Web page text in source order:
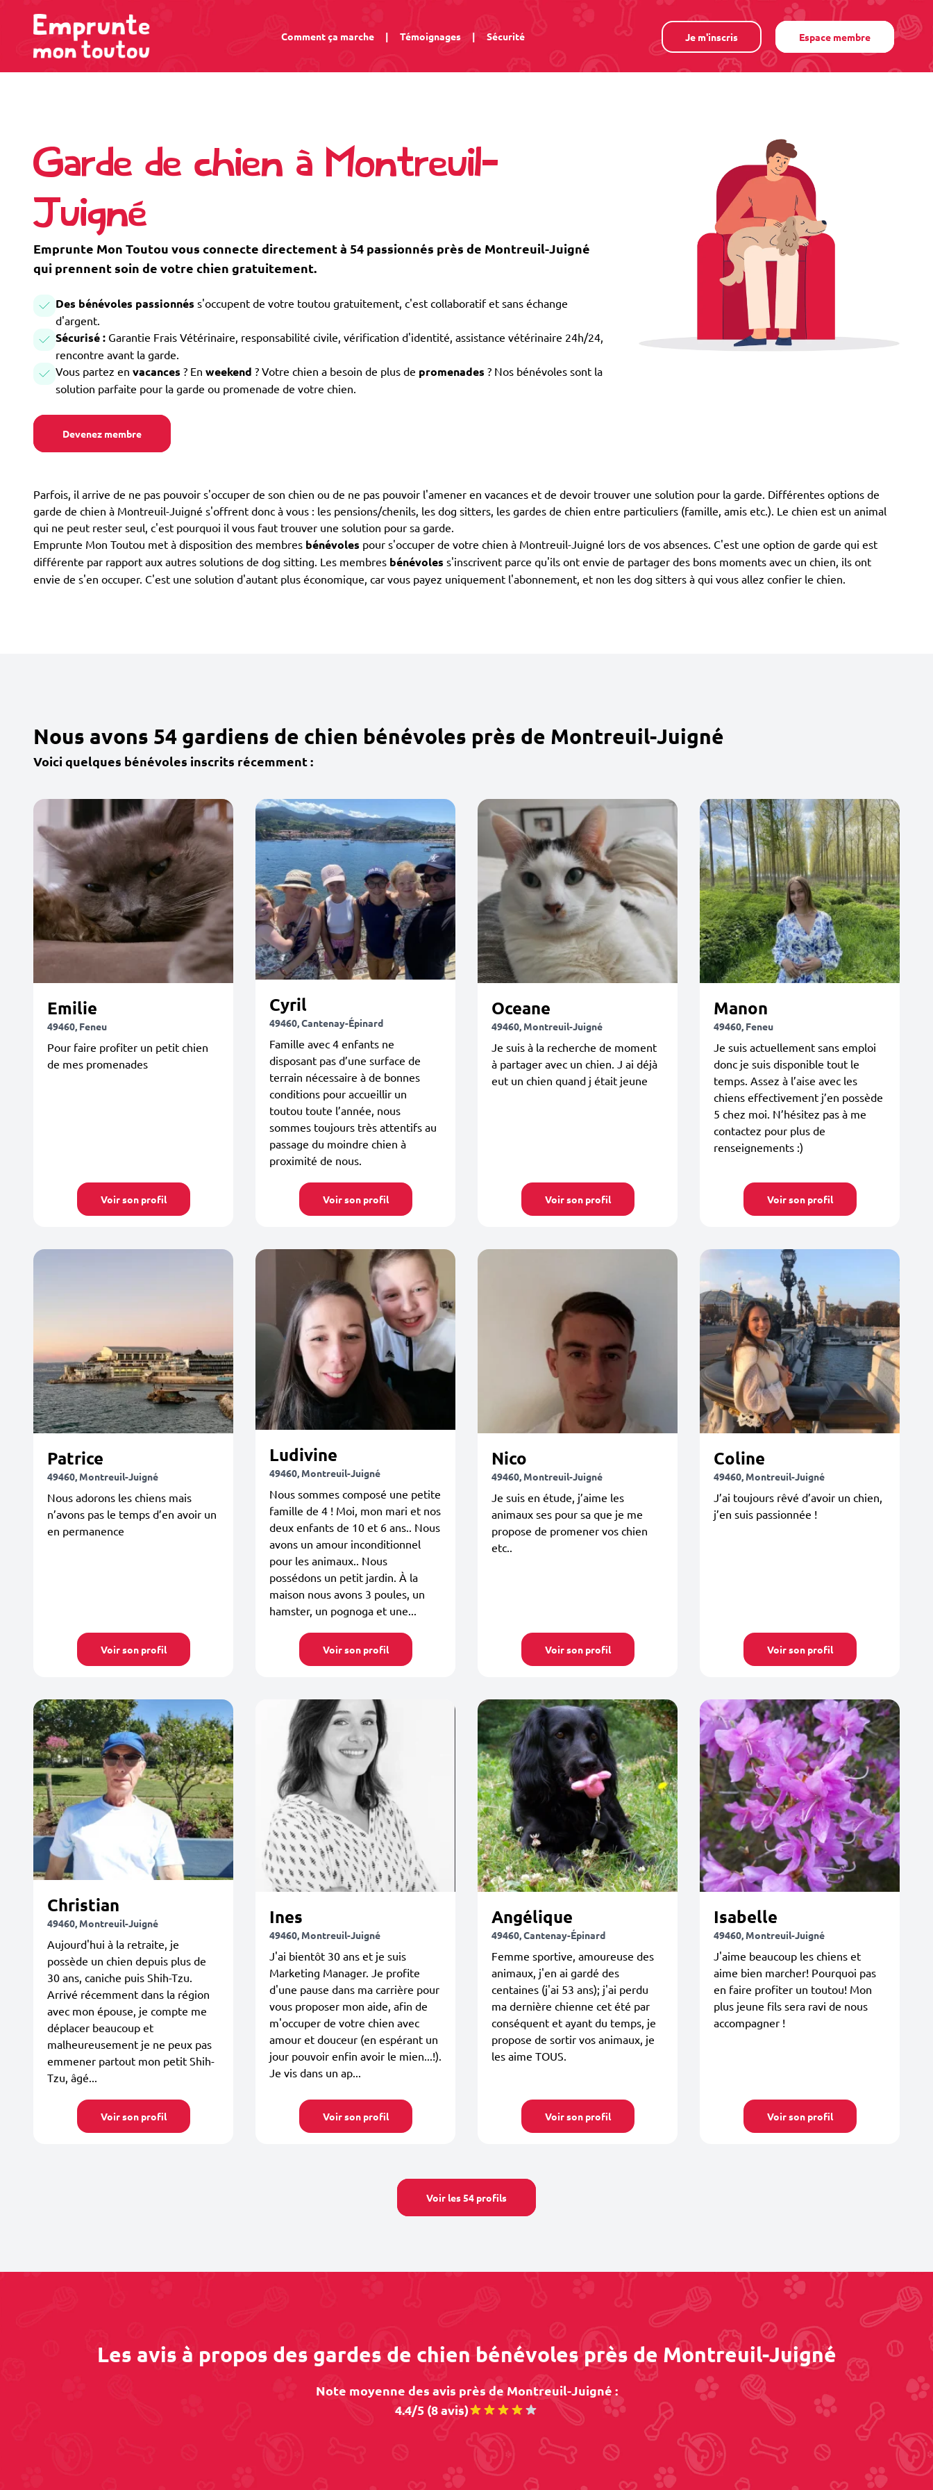
Comment ça marche | Témoignages | Sécurité Je m'inscris Espace membre
Garde de chien à Montreuil-
Juigné
Emprunte Mon Toutou vous connecte directement à 54 passionnés près de Montreuil-Juigné
qui prennent soin de votre chien gratuitement.
Des bénévoles passionnés s'occupent de votre toutou gratuitement, c'est collaboratif et sans échange
d'argent.
Sécurisé : Garantie Frais Vétérinaire, responsabilité civile, vérification d'identité, assistance vétérinaire 24h/24,
rencontre avant la garde.
Vous partez en vacances ? En weekend ? Votre chien a besoin de plus de promenades ? Nos bénévoles sont la
solution parfaite pour la garde ou promenade de votre chien.
Devenez membre
Parfois, il arrive de ne pas pouvoir s'occuper de son chien ou de ne pas pouvoir l'amener en vacances et de devoir trouver une solution pour la garde. Différentes options de
garde de chien à Montreuil-Juigné s'offrent donc à vous : les pensions/chenils, les dog sitters, les gardes de chien entre particuliers (famille, amis etc.). Le chien est un animal
qui ne peut rester seul, c'est pourquoi il vous faut trouver une solution pour sa garde.
Emprunte Mon Toutou met à disposition des membres bénévoles pour s'occuper de votre chien à Montreuil-Juigné lors de vos absences. C'est une option de garde qui est
différente par rapport aux autres solutions de dog sitting. Les membres bénévoles s'inscrivent parce qu'ils ont envie de partager des bons moments avec un chien, ils ont
envie de s'en occuper. C'est une solution d'autant plus économique, car vous payez uniquement l'abonnement, et non les dog sitters à qui vous allez confier le chien.
Nous avons 54 gardiens de chien bénévoles près de Montreuil-Juigné
Voici quelques bénévoles inscrits récemment :
Emilie
49460, Feneu
Pour faire profiter un petit chien
de mes promenades
Voir son profil
Cyril
49460, Cantenay-Épinard
Famille avec 4 enfants ne
disposant pas d’une surface de
terrain nécessaire à de bonnes
conditions pour accueillir un
toutou toute l’année, nous
sommes toujours très attentifs au
passage du moindre chien à
proximité de nous.
Voir son profil
Oceane
49460, Montreuil-Juigné
Je suis à la recherche de moment
à partager avec un chien. J ai déjà
eut un chien quand j était jeune
Voir son profil
Manon
49460, Feneu
Je suis actuellement sans emploi
donc je suis disponible tout le
temps. Assez à l’aise avec les
chiens effectivement j’en possède
5 chez moi. N’hésitez pas à me
contactez pour plus de
renseignements :)
Voir son profil
Patrice
49460, Montreuil-Juigné
Nous adorons les chiens mais
n’avons pas le temps d’en avoir un
en permanence
Voir son profil
Ludivine
49460, Montreuil-Juigné
Nous sommes composé une petite
famille de 4 ! Moi, mon mari et nos
deux enfants de 10 et 6 ans.. Nous
avons un amour inconditionnel
pour les animaux.. Nous
possédons un petit jardin. À la
maison nous avons 3 poules, un
hamster, un pognoga et une...
Voir son profil
Nico
49460, Montreuil-Juigné
Je suis en étude, j’aime les
animaux ses pour sa que je me
propose de promener vos chien
etc..
Voir son profil
Coline
49460, Montreuil-Juigné
J’ai toujours rêvé d’avoir un chien,
j’en suis passionnée !
Voir son profil
Christian
49460, Montreuil-Juigné
Aujourd'hui à la retraite, je
possède un chien depuis plus de
30 ans, caniche puis Shih-Tzu.
Arrivé récemment dans la région
avec mon épouse, je compte me
déplacer beaucoup et
malheureusement je ne peux pas
emmener partout mon petit Shih-
Tzu, âgé...
Voir son profil
Ines
49460, Montreuil-Juigné
J'ai bientôt 30 ans et je suis
Marketing Manager. Je profite
d'une pause dans ma carrière pour
vous proposer mon aide, afin de
m'occuper de votre chien avec
amour et douceur (en espérant un
jour pouvoir enfin avoir le mien...!).
Je vis dans un ap...
Voir son profil
Angélique
49460, Cantenay-Épinard
Femme sportive, amoureuse des
animaux, j'en ai gardé des
centaines (j'ai 53 ans); j'ai perdu
ma dernière chienne cet été par
conséquent et ayant du temps, je
propose de sortir vos animaux, je
les aime TOUS.
Voir son profil
Isabelle
49460, Montreuil-Juigné
J'aime beaucoup les chiens et
aime bien marcher! Pourquoi pas
en faire profiter un toutou! Mon
plus jeune fils sera ravi de nous
accompagner !
Voir son profil
Voir les 54 profils
Les avis à propos des gardes de chien bénévoles près de Montreuil-Juigné
Note moyenne des avis près de Montreuil-Juigné :
4.4/5 (8 avis)